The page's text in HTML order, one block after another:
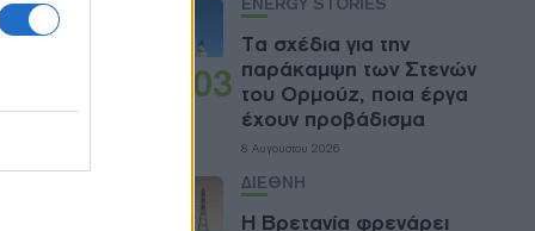
03
Τα σχέδια για την
παράκαμψη των Στενών
του Ορμούζ, ποια έργα
έχουν προβάδισμα
8 Αυγούστου 2026
ΔΙΕΘΝΗ
Η Βρετανία φρενάρει